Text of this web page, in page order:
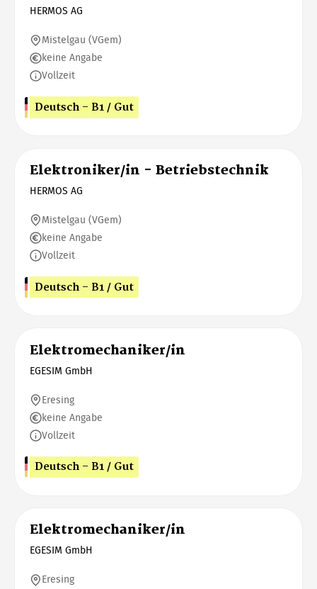
HERMOS AG
Mistelgau (VGem)
keine Angabe
Vollzeit
Deutsch - B1 / Gut
Elektroniker/in - Betriebstechnik
HERMOS AG
Mistelgau (VGem)
keine Angabe
Vollzeit
Deutsch - B1 / Gut
Elektromechaniker/in
EGESIM GmbH
Eresing
keine Angabe
Vollzeit
Deutsch - B1 / Gut
Elektromechaniker/in
EGESIM GmbH
Eresing